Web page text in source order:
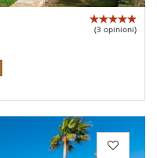
(3 opinioni)